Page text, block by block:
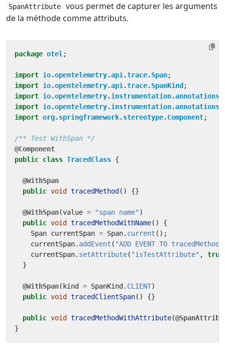
SpanAttribute
vous permet de capturer les arguments
de la méthode comme attributs.
package otel ;
import io.opentelemetry.api.trace.Span;
import io.opentelemetry.api.trace.SpanKind ;
import
import
import org.springframework.stereotype.Component;
/** Test WithSpan */
@Component
public class TracedClass {
@WithSpan
public void tracedMethod () {}
@WithSpan(value = "span name" )
public void tracedMethodWithName()
{
Span currentSpan = Span. current ();
currentSpan. addEvent ( "ADD EVENT TO
currentSpan. setAttribute( "isTestAttribute" , true
}
@WithSpan( kind = SpanKind . CLIENT)
public void tracedClientSpan() {}
public void tracedMethodWithAttribute(
}